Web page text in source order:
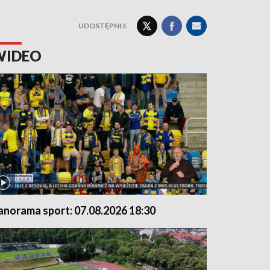
UDOSTĘPNIJ:
sport: 07.08.2026 18:30